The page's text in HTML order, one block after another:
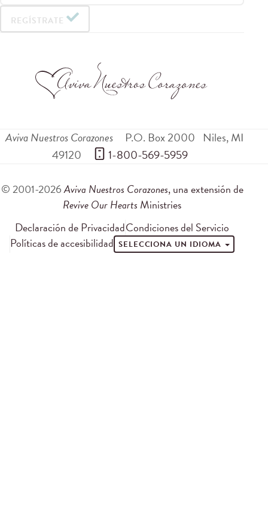
REGÍSTRATE
Aviva Nuestros Corazones P.O. Box 2000 Niles,MI
49120
1-800-569-5959
© 2001-2026Aviva Nuestros Corazones, una extensión de
Revive Our Hearts Ministries
Declaración de PrivacidadCondiciones del Servicio
Políticas de accesibilidad SELECCIONA UN IDIOMA